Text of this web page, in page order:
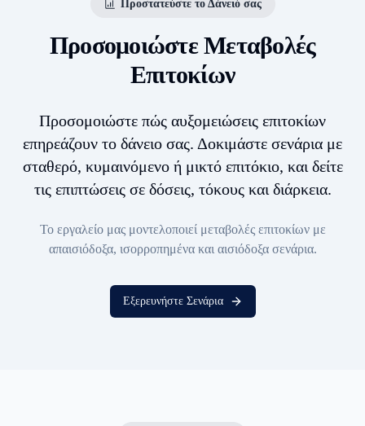
Προστατεύστε το Δάνειό σας
Προσομοιώστε Μεταβολές
Επιτοκίων
Προσομοιώστε πώς αυξομειώσεις επιτοκίων
επηρεάζουν το δάνειο σας. Δοκιμάστε σενάρια με
σταθερό, κυμαινόμενο ή μικτό επιτόκιο, και δείτε
τις επιπτώσεις σε δόσεις, τόκους και διάρκεια.
Το εργαλείο μας μοντελοποιεί μεταβολές επιτοκίων με
απαισιόδοξα, ισορροπημένα και αισιόδοξα σενάρια.
Εξερευνήστε Σενάρια